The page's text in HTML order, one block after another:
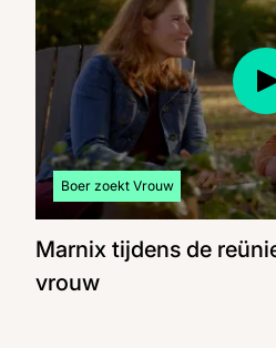
Bekijk meer artikelen over:
Boer zoekt Vrouw
Marnix tijdens de
vrouw